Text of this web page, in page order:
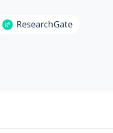
ResearchGate